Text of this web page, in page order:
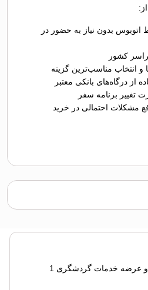
بدون نیاز به حضور در
کشور
و انتخاب مناسب‌ترین گزینه
از درگاه‌های بانکی معتبر
تغییر برنامه سفر
جهت رفع مشکلات احتمالی در خرید
عرضه خدمات گردشگری 1